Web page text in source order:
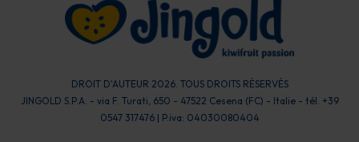
DROIT D'AUTEUR 2026. TOUS DROITS RÉSERVÉS
JINGOLD S.P.A. - via F. Turati, 650 - 47522 Cesena (FC) - Italie - tél. +39
0547 317476 | P.iva: 04030080404